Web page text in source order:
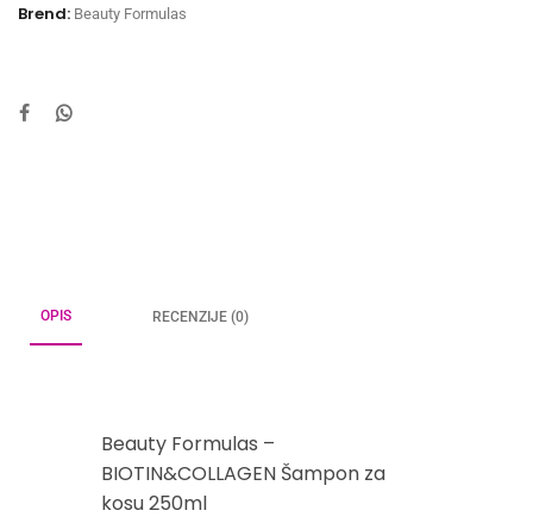
Brend: Beauty Formulas
OPIS RECENZIJE (0)
Beauty Formulas –
BIOTIN&COLLAGEN Šampon za
kosu 250ml